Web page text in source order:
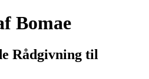
Bomae
Rådgivning til